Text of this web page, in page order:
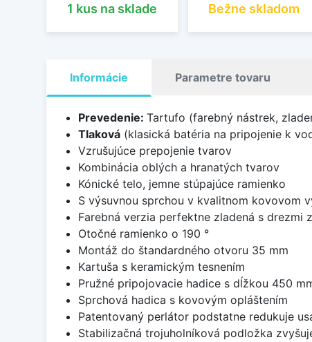
1 kus na sklade Bežne skladom
Informácie Parametre tovaru
Prevedenie: Tartufo (farebný nástrek,
Tlaková(klasická batéria na pripojenie k
Vzrušujúce prepojenie tvarov
Kombinácia oblých a hranatých tvarov
Kónické telo, jemne stúpajúce ramienko
S výsuvnou sprchou v kvalitnom kovovom
Farebná verzia perfektne zladená s drezmi
Otočné ramienko o 190 °
Montáž do štandardného otvoru 35 mm
Kartuša s keramickým tesnením
Pružné pripojovacie hadice s dĺžkou 450
Sprchová hadica s kovovým opláštením
Patentovaný perlátor podstatne redukuje
Stabilizačná trojuholníková podložka